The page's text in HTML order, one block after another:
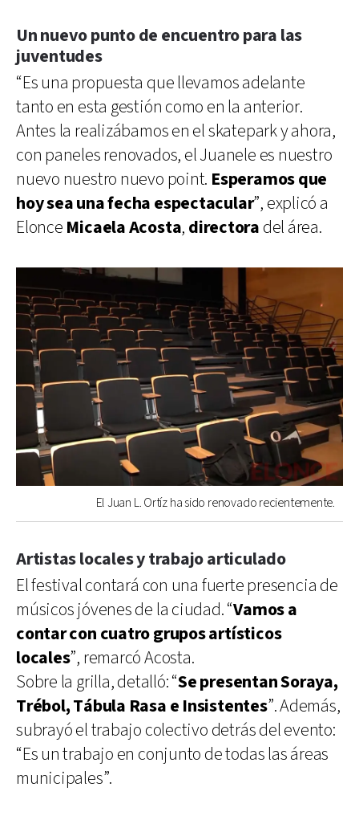
Un nuevo punto de encuentro para las
juventudes
“Es una propuesta que llevamos adelante
tanto en esta gestión como en la anterior.
Antes la realizábamos en el skatepark y ahora,
con paneles renovados, el Juanele es nuestro
nuevo nuestro nuevo point. Esperamos que
hoy sea una fecha espectacular”, explicó a
Elonce Micaela Acosta, directora del área.
El Juan L. Ortíz ha sido renovado recientemente.
Artistas locales y trabajo articulado
El festival contará con una fuerte presencia de
músicos jóvenes de la ciudad. “Vamos a
contar con cuatro grupos artísticos
locales”, remarcó Acosta.
Sobre la grilla, detalló: “Se presentanSoraya,
Trébol, Tábula Rasa e Insistentes”. Además,
subrayó el trabajo colectivo detrás del evento:
“Es un trabajo en conjunto de todas las áreas
municipales”.